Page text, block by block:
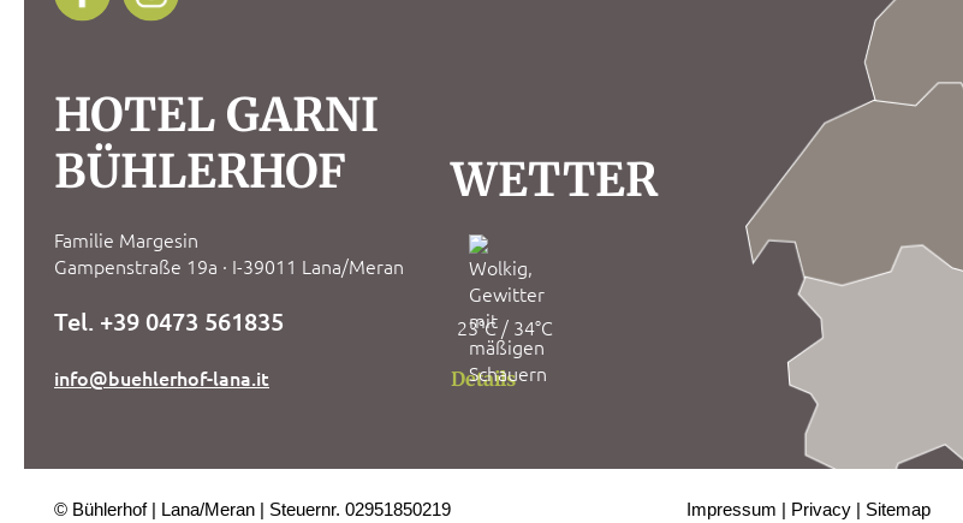
HOTEL GARNI
BÜHLERHOF
Familie Margesin
Gampenstraße 19a · I-39011 Lana/Meran
Tel. +39 0473 561835
info@buehlerhof-lana.it
WETTER
23°C / 34°C
Details
© Bühlerhof Lana/Meran Steuernr. 02951850219 Impressum Privacy Sitemap